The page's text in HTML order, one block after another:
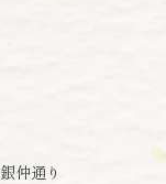
仲通り